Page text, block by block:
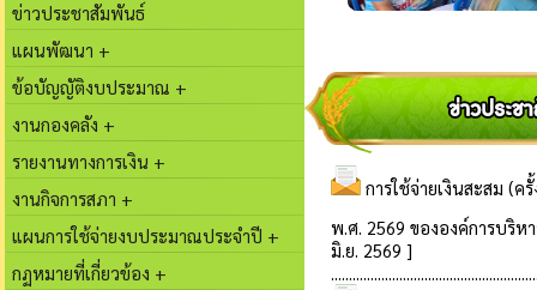
ข่าวประชาสัมพันธ์
แผนพัฒนา +
ข้อบัญญัติงบประมาณ +
งานกองคลัง +
รายงานทางการเงิน +
งานกิจการสภา +
แผนการใช้จ่ายงบประมาณประจำปี +
กฏหมายที่เกี่ยวข้อง +